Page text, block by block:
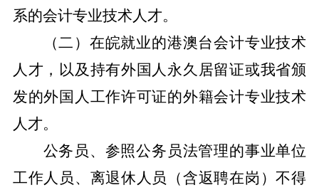
系的会计专业技术人才。
（二）在皖就业的港澳台会计专业技术
人才，以及持有外国人永久居留证或我省颁
发的外国人工作许可证的外籍会计专业技术
人才。
公务员、参照公务员法管理的事业单位
工作人员、离退休人员（含返聘在岗）不得